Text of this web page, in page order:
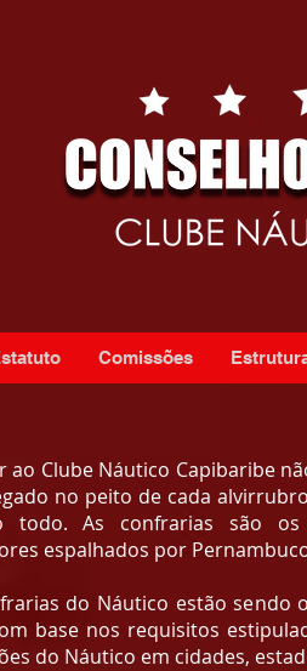
Comissões
ao Clube Náutico Capibaribe
no peito de cada
todo. As confrarias são os
espalhados por
do Náutico estão sendo
base nos requisitos
do Náutico em cidades,